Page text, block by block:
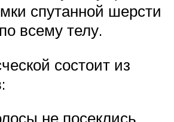
спутанной шерсти
всему телу.
состоит из
не посеклись,